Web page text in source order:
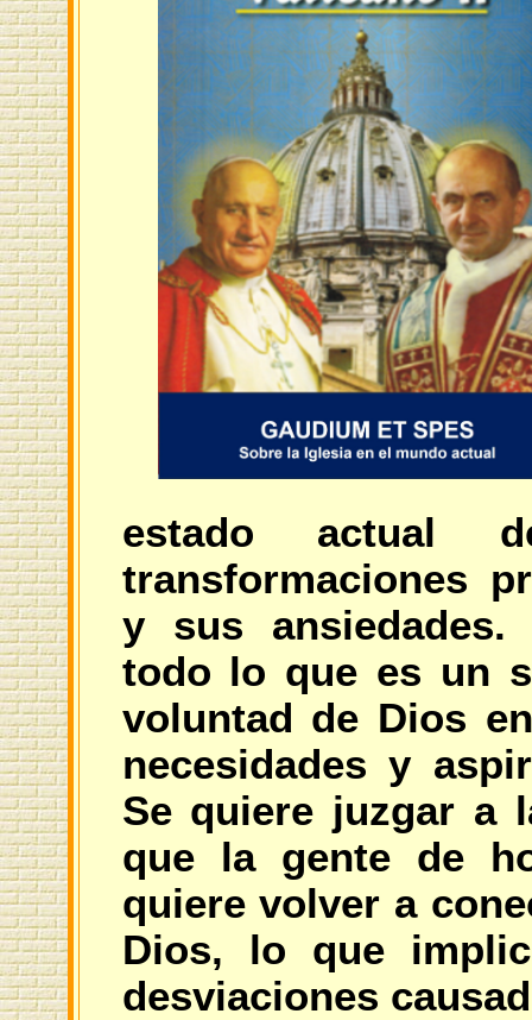
estado actual
transformaciones
y sus
todo lo que es un
voluntad de Dios
necesidades y
Se quiere juzgar a
que la gente de
quiere volver a
Dios, lo que
desviaciones